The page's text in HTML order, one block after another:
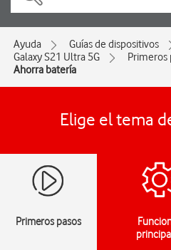
Ayuda Guías de dispositivos
Galaxy S21 Ultra 5G
Primeros
Ahorra batería
Elige el tema
Primeros pasos